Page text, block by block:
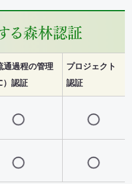
る森林認証
通過程の管理
）認証
プロジェクト
認証